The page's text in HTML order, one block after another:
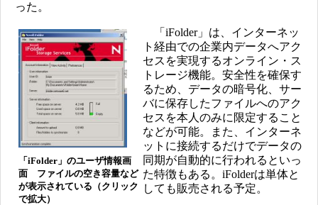
った。
「iFolder」のユーザ情報画
面 ファイルの空き容量など
が表示されている（クリック
で拡大）
「iFolder」は、インターネッ
ト経由での企業内データへアク
セスを実現するオンライン・ス
トレージ機能。安全性を確保す
るため、データの暗号化、サー
バに保存したファイルへのアク
セスを本人のみに限定すること
などが可能。また、インターネ
ットに接続するだけでデータの
同期が自動的に行われるといっ
た特徴もある。iFolderは単体と
しても販売される予定。